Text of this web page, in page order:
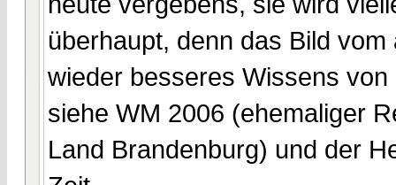
überhaupt, denn das Bild
wieder besseres Wissens
siehe WM 2006 (ehemaliger
Land Brandenburg) und der